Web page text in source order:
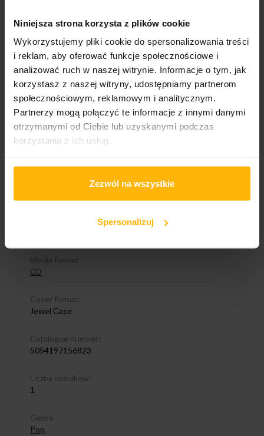
Niniejsza strona korzysta z plików cookie
Wykorzystujemy pliki cookie do spersonalizowania treści
i reklam, aby oferować funkcje społecznościowe i
analizować ruch w naszej witrynie. Informacje o tym, jak
korzystasz z naszej witryny, udostępniamy partnerom
społecznościowym, reklamowym i analitycznym.
Partnerzy mogą połączyć te informacje z innymi danymi
otrzymanymi od Ciebie lub uzyskanymi podczas
korzystania z ich usług.
Zezwól na wszystkie
Spersonalizuj
Genre:
Pop
PRODUCT DETAILS
Band name
CD
Cover format:
Jewel Case
Catalogue number:
5054197156823
Liczba nośników:
1
Genre
Pop